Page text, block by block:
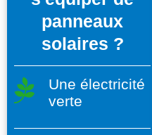
panneaux
solaires ?
Une électricité
verte